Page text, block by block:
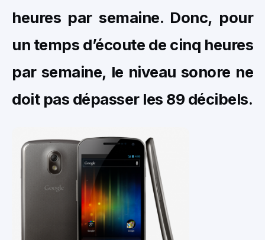
heures par semaine. Donc, pour
un temps d’écoute de cinq heures
par semaine, le niveau sonore ne
doit pas dépasser les 89 décibels.